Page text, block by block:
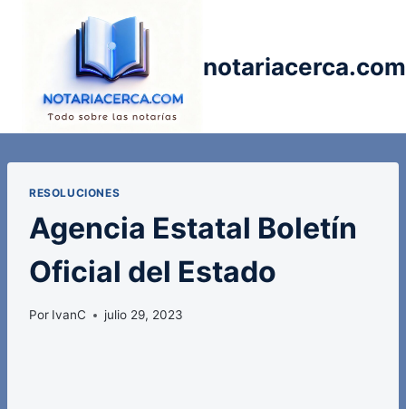
notariacerca.com
RESOLUCIONES
Agencia Estatal Boletín
Oficial del Estado
Por IvanC julio 29, 2023